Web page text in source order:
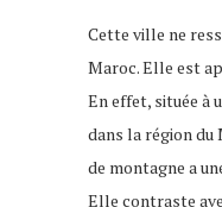
Cette ville ne
Maroc. Elle est
En effet, située à
dans la région
de montagne a
Elle contraste